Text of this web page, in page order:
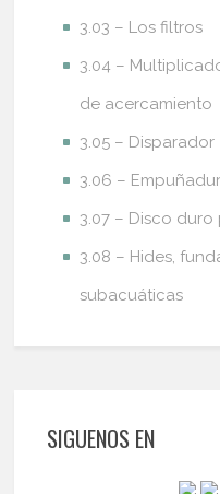
3.03 – Los filtros
3.04 –
de acercamiento
3.05 – Disparador
3.06 –
3.07 – Disco
3.08 – Hides,
subacuáticas
SIGUENOS EN